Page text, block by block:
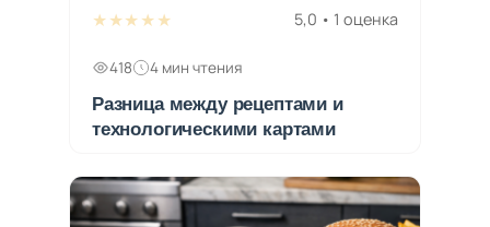
★★★★★ 5,0 • 1 оценка
418 4 мин чтения
Разница между рецептами и
технологическими картами